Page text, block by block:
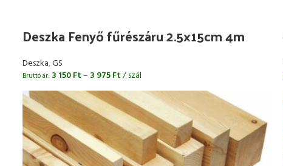
Deszka Fenyő fűrészáru 2.5x15cm 4m
Deszka,GS
Bruttó ár: 3 150Ft– 3 975Ft/ szál